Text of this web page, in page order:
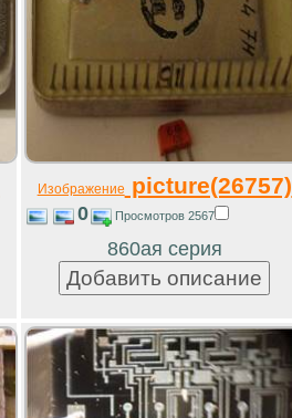
Изображение picture(26757)
0 Просмотров 2567
860ая серия